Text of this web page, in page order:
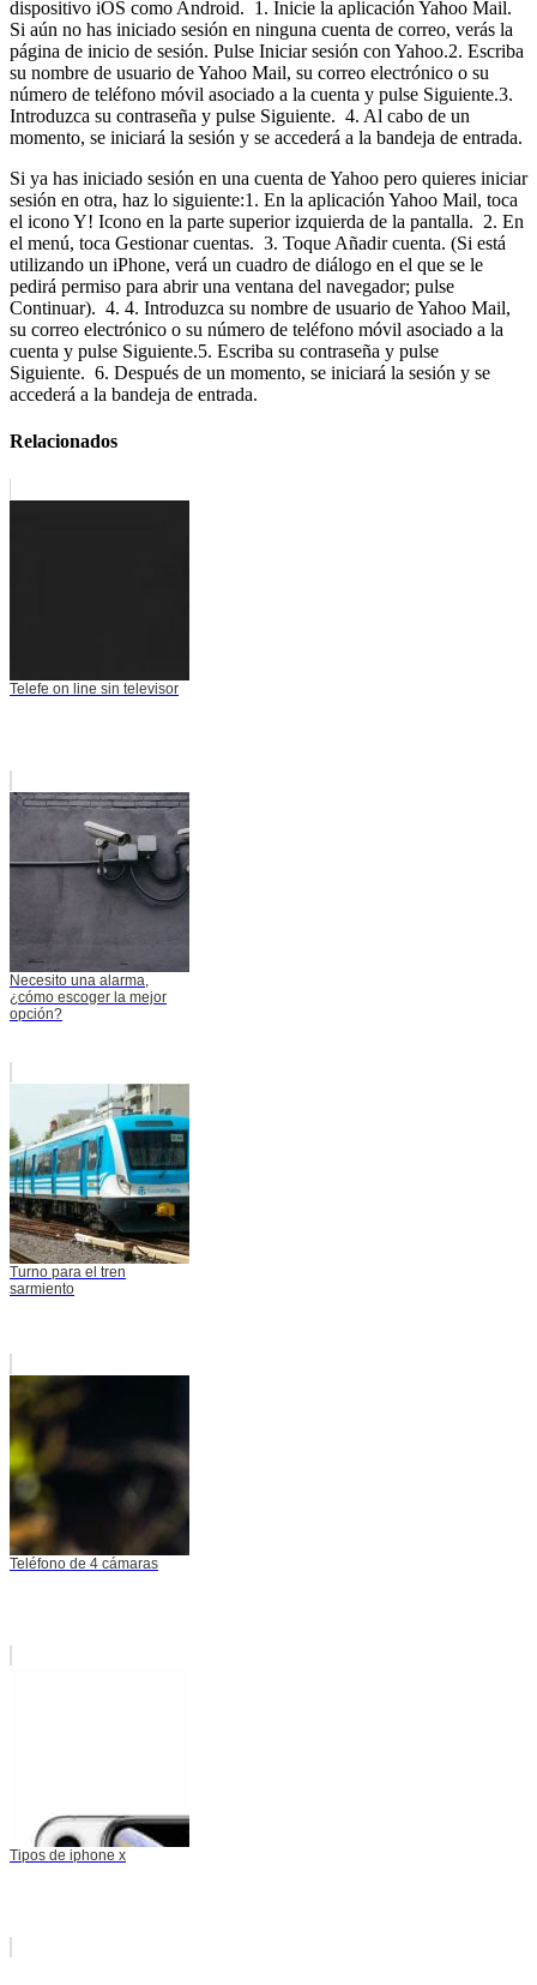
dispositivo iOS como Android. 1. Inicie la aplicación Yahoo Mail.
Si aún no has iniciado sesión en ninguna cuenta de correo, verás la
página de inicio de sesión. Pulse Iniciar sesión con Yahoo.2. Escriba
su nombre de usuario de Yahoo Mail, su correo electrónico o su
número de teléfono móvil asociado a la cuenta y pulse Siguiente.3.
Introduzca su contraseña y pulse Siguiente. 4. Al cabo de un
momento, se iniciará la sesión y se accederá a la bandeja de entrada.
Si ya has iniciado sesión en una cuenta de Yahoo pero quieres iniciar
sesión en otra, haz lo siguiente:1. En la aplicación Yahoo Mail, toca
el icono Y! Icono en la parte superior izquierda de la pantalla. 2. En
el menú, toca Gestionar cuentas. 3. Toque Añadir cuenta. (Si está
utilizando un iPhone, verá un cuadro de diálogo en el que se le
pedirá permiso para abrir una ventana del navegador; pulse
Continuar). 4. 4. Introduzca su nombre de usuario de Yahoo Mail,
su correo electrónico o su número de teléfono móvil asociado a la
cuenta y pulse Siguiente.5. Escriba su contraseña y pulse
Siguiente. 6. Después de un momento, se iniciará la sesión y se
accederá a la bandeja de entrada.
Relacionados
Telefe on line sin televisor
Necesito una alarma,
¿cómo escoger la mejor
opción?
Turno para el tren
sarmiento
Teléfono de 4 cámaras
Tipos de iphone x